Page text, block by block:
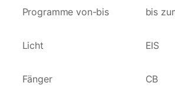
Programme von-bis bis
Licht EIS
Fänger CB